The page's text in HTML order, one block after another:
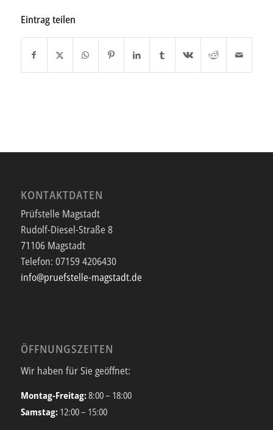
Eintrag teilen
KONTAKTDATEN
Prüfstelle Magstadt
Rudolf-Diesel-Straße 8
71106 Magstadt
Telefon: 07159 4206430
info@pruefstelle-magstadt.de
ÖFFNUNGSZEITEN
Wir haben für Sie geöffnet:
Montag-Freitag:8:00 – 18:00
Samstag: 12:00 – 15:00